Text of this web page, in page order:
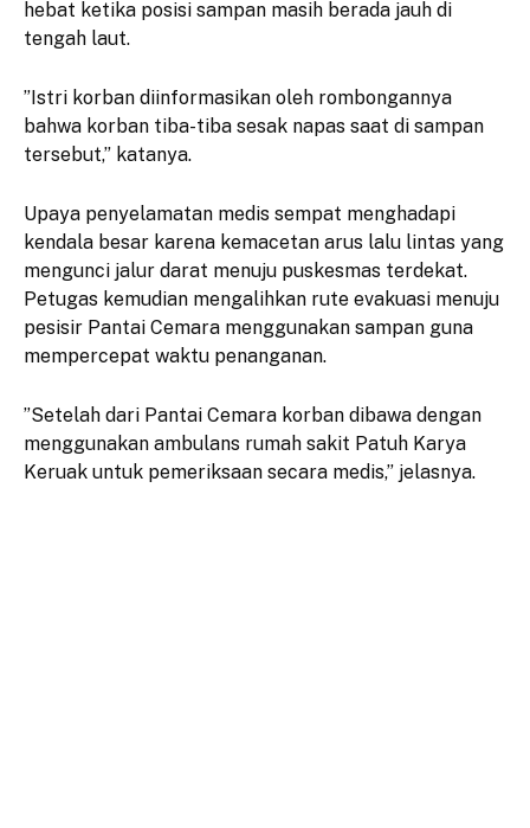
hebat ketika posisi sampan masih berada jauh di
tengah laut.
​”Istri korban diinformasikan oleh rombongannya
bahwa korban tiba-tiba sesak napas saat di sampan
tersebut,” katanya.
​Upaya penyelamatan medis sempat menghadapi
kendala besar karena kemacetan arus lalu lintas yang
mengunci jalur darat menuju puskesmas terdekat.
Petugas kemudian mengalihkan rute evakuasi menuju
pesisir Pantai Cemara menggunakan sampan guna
mempercepat waktu penanganan.
​”Setelah dari Pantai Cemara korban dibawa dengan
menggunakan ambulans rumah sakit Patuh Karya
Keruak untuk pemeriksaan secara medis,” jelasnya.